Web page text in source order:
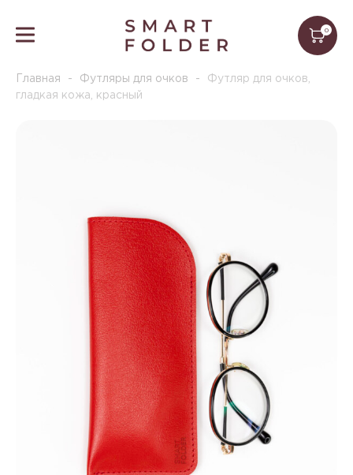
0
Главная - Футляры для очков -
Футляр для очков,
гладкая кожа, красный